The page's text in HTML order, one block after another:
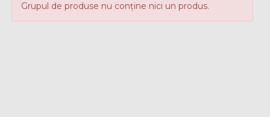
Grupul de produse nu conține nici un produs.